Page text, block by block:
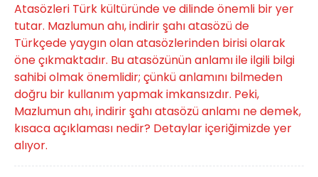
Atasözleri Türk kültüründe ve dilinde önemli bir yer
tutar. Mazlumun ahı, indirir şahı atasözü de
Türkçede yaygın olan atasözlerinden birisi olarak
öne çıkmaktadır. Bu atasözünün anlamı ile ilgili bilgi
sahibi olmak önemlidir; çünkü anlamını bilmeden
doğru bir kullanım yapmak imkansızdır. Peki,
Mazlumun ahı, indirir şahı atasözü anlamı ne demek,
kısaca açıklaması nedir? Detaylar içeriğimizde yer
alıyor.